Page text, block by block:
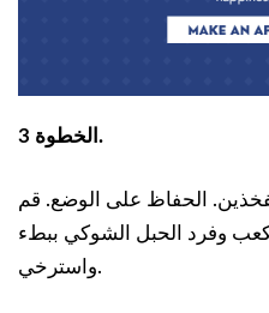
الخطوة 3.
الحفاظ على الوضع. قم
وفرد الحبل الشوكي ببطء
واسترخي.